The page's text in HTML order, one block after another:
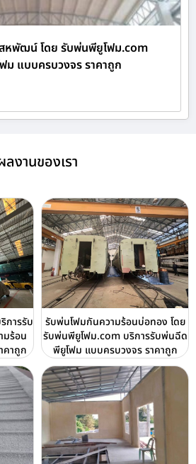
หพัฒน์ โดย รับพ่นพียูโฟม.com
ม แบบครบวงจร ราคาถูก
ลงานของเรา
การรับ
ร้อน
คาถูก
รับพ่นโฟมกันความร้อนบ่อทอง โดย
รับพ่นพียูโฟม.com บริการรับพ่นฉีด
พียูโฟม แบบครบวงจร ราคาถูก